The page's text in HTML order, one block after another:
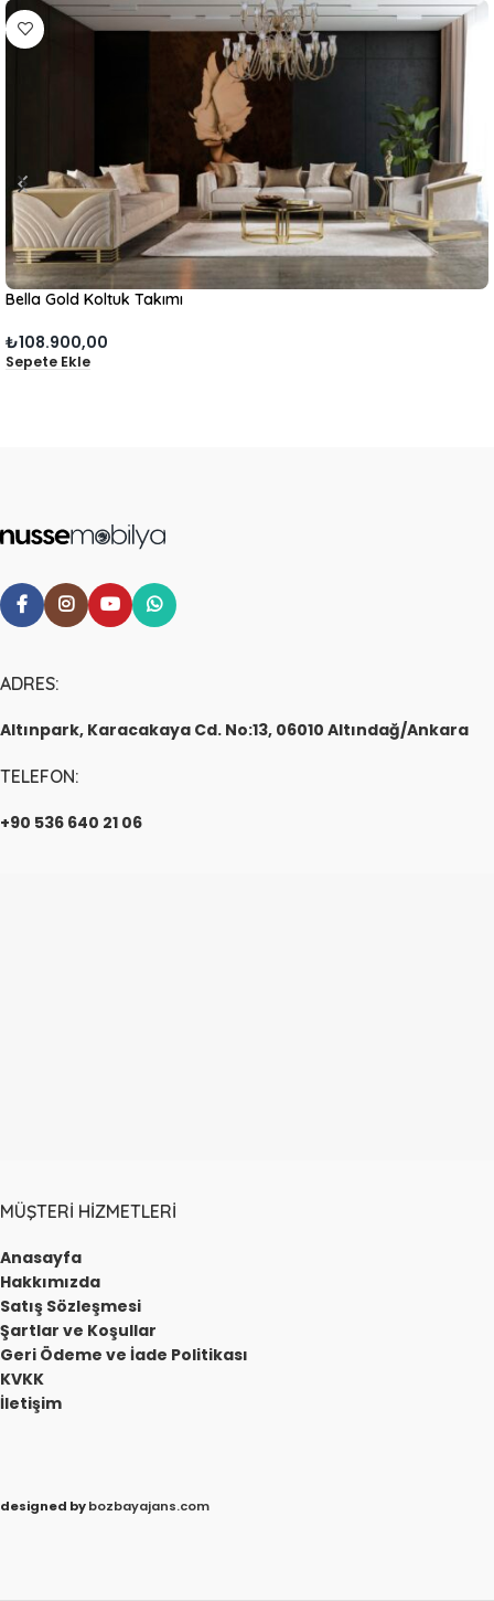
Bella Gold Koltuk Takımı
₺108.900,00
Sepete Ekle
ADRES:
Altınpark, Karacakaya Cd. No:13, 06010 Altındağ/Ankara
TELEFON:
+90 536 640 21 06
MÜŞTERI HIZMETLERI
Anasayfa
Hakkımızda
Satış Sözleşmesi
Şartlar ve Koşullar
Geri Ödeme ve İade Politikası
KVKK
İletişim
designed bybozbayajans.com